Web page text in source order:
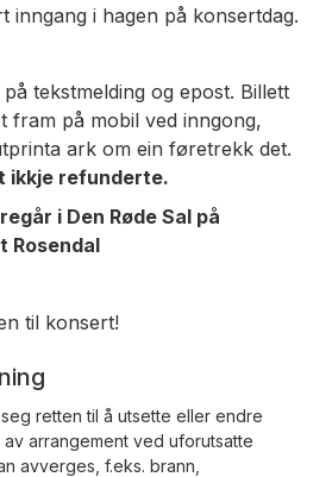
inngang i hagen på konsertdag.
tekstmelding og epost. Billett
fram på mobil ved inngong,
ark om ein føretrekk det.
ikkje refunderte.
i Den Røde Sal på
Rosendal
til konsert!
retten til å utsette eller endre
arrangement ved uforutsatte
avverges, f.eks. brann,